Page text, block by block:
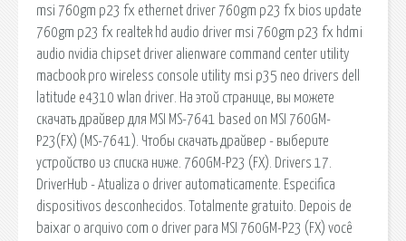
msi 760gm p23 fx ethernet driver 760gm p23 fx bios update
760gm p23 fx realtek hd audio driver msi 760gm p23 fx hdmi
audio nvidia chipset driver alienware command center utility
macbook pro wireless console utility msi p35 neo drivers dell
latitude e4310 wlan driver. На этой странице, вы можете
скачать драйвер для MSI MS-7641 based on MSI 760GM-
P23(FX) (MS-7641). Чтобы скачать драйвер - выберите
устройство из списка ниже. 760GM-P23 (FX). Drivers 17.
DriverHub - Atualiza o driver automaticamente. Especifica
dispositivos desconhecidos. Totalmente gratuito. Depois de
baixar o arquivo com o driver para MSI 760GM-P23 (FX) você